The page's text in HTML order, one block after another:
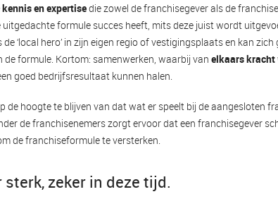
kennis enexpertisedie zowel de franchisegever als de
formule succes heeft, mits deze juist wordt
‘local hero’ in zijn eigen regio of vestigingsplaats en kan
de formule. Kortom: samenwerken, waarbij vanelkaars kracht
goed bedrijfsresultaat kunnen halen.
de hoogte te blijven van dat wat er speelt bij de aangesloten
de franchisenemers zorgt ervoor dat een franchisegever
de franchiseformule te versterken.
sterk, zeker in deze tijd.